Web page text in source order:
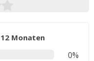
Monaten
0%